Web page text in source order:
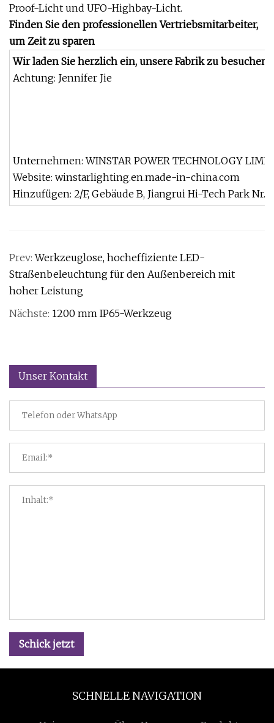
Proof-Licht und UFO-Highbay-Licht.
Finden Sie den professionellen Vertriebsmitarbeiter,
um Zeit zu sparen
Wir laden Sie herzlich ein, unsere Fabrik zu besuchen!
Achtung: Jennifer Jie
Unternehmen: WINSTAR POWER TECHNOLOGY
Website: winstarlighting.en.made-in-china.com
Hinzufügen: 2/F, Gebäude B, Jiangrui Hi-Tech Park Nr.
Prev:Werkzeuglose, hocheffiziente LED-
Straßenbeleuchtung für den Außenbereich mit
hoher Leistung
Nächste: 1200 mm IP65-Werkzeug
Unser Kontakt
Schick jetzt
SCHNELLE NAVIGATION